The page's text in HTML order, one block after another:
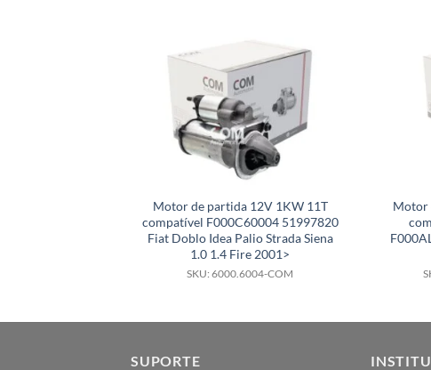
Motor de partida 12V 1KW 11T
compatível F000C60004 51997820
Fiat Doblo Idea Palio Strada Siena
1.0 1.4 Fire 2001>
SKU: 6000.6004-COM
Motor
SUPORTE